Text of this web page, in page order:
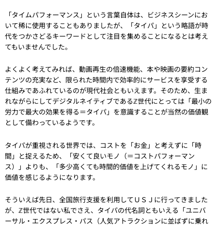
「タイムパフォーマンス」という言葉自体は、ビジネスシーンにお
いて稀に使用することもありましたが、「タイパ」という略語が時
代をつかさどるキーワードとして注目を集めることになるとは考え
てもいませんでした。
よくよく考えてみれば、動画再生の倍速機能、本や映画の要約コン
テンツの充実など、限られた時間内で効率的にサービスを享受する
仕組みであふれているのが現代社会ともいえます。そのため、生ま
れながらにしてデジタルネイティブであるℤ世代にとっては「最小の
労力で最大の効果を得る＝タイパ」を意識することが当然の価値観
として備わっているようです。
タイパが重視される世界では、コストを「お金」と考えずに「時
間」と捉えるため、「安くて良いモノ（＝コストパフォーマン
ス）」よりも、「多少高くても時間的価値を上げてくれるモノ」に
価値を感じるようになります。
そういえば先日、全国旅行支援を利用してＵＳＪに行ってきました
が、ℤ世代ではない私でさえ、タイパの代名詞ともいえる「ユニバ
ーサル・エクスプレス・パス（人気アトラクションに並ばずに乗れ